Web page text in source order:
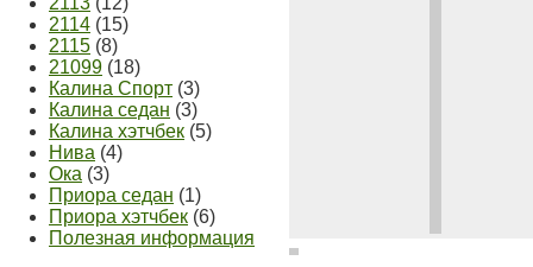
2114 (15)
2115 (8)
21099 (18)
Калина Спорт (3)
Калина седан (3)
Калина хэтчбек (5)
Нива (4)
Ока (3)
Приора седан (1)
Приора хэтчбек (6)
Полезная информация